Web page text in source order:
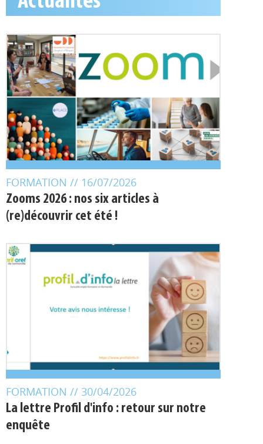
Actualités
FORMATION// 16/07/2026
Zooms 2026 : nos six articles à
FORMATION// 30/04/2026
La lettre Profil d'info : retour sur notre
enquête